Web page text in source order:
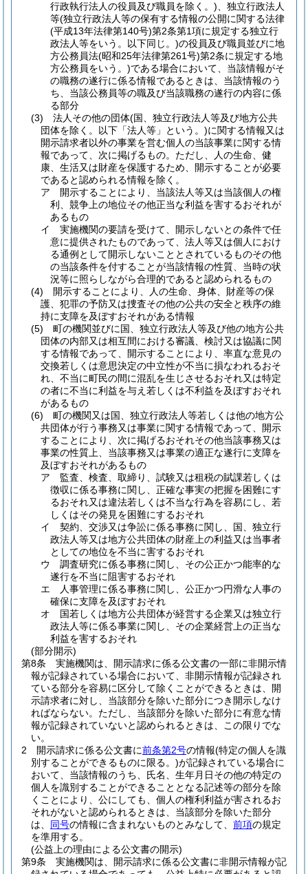
行政執行法人の役員及び職員を除く。) 、独立行政法人
等(独立行政法人等の保有する情報の公開に関する法律
(平成13年法律第140号)第2条第1項に規定する独立行
政法人等をいう。以下同じ。)の役員及び職員並びに地
方公務員法(昭和25年法律第261号)第2条に規定する地
方公務員をいう。)である場合において、当該情報がそ
の職務の遂行に係る情報であるときは、当該情報のう
ち、当該公務員等の職及び当該職務の遂行の内容に係
る部分
(3)
法人その他の団体(国、独立行政法人等及び地方公共
団体を除く。以下「法人等」という。)に関する情報又は
開示請求者以外の事業を営む個人の当該事業に関する情
報であって、次に掲げるもの。 ただし、人の生命、健
康、生活又は財産を保護するため、開示することが必要
であると認められる情報を除く。
ア
開示することにより、当該法人等又は当該個人の権
利、競争上の地位その他正当な利益を害するおそれが
あるもの
イ
実施機関の要請を受けて、開示しないとの条件で任
意に提供されたものであって、法人等又は個人におけ
る通例として開示しないこととされているものその他
の当該条件を付することが当該情報の性質、当時の状
況等に照らしながら合理的であると認められるもの
(4)
開示することにより、人の生命、身体、財産等の保
護、犯罪の予防又は捜査その他の公共の安全と秩序の維
持に支障を及ぼすおそれがある情報
(5)
町の機関並びに国、独立行政法人等及び他の地方公共
団体の内部又は相互間における審議、検討又は協議に関
する情報であって、開示することにより、率直な意見の
交換若しくは意思決定の中立性が不当に損なわれるおそ
れ、不当に町民の間に混乱を生じさせるおそれ又は特定
の者に不当に利益を与え若しくは不利益を及ぼすおそれ
があるもの
(6)
町の機関又は国、独立行政法人等若しくは他の地方公
共団体が行う事務又は事業に関する情報であって、開示
することにより、次に掲げるおそれその他当該事務又は
事業の性質上、当該事務又は事業の適正な遂行に支障を
及ぼすおそれがあるもの
ア
監査、検査、取締り、試験又は租税の賦課若しくは
徴収に係る事務に関し、正確な事実の把握を困難にす
るおそれ又は違法若しくは不当な行為を容易にし、若
しくはその発見を困難にするおそれ
イ
契約、交渉又は争訟に係る事務に関し、国、独立行
政法人等又は地方公共団体の財産上の利益又は当事者
としての地位を不当に害するおそれ
ウ
調査研究に係る事務に関し、その公正かつ能率的な
遂行を不当に阻害するおそれ
エ
人事管理に係る事務に関し、公正かつ円滑な人事の
確保に支障を及ぼすおそれ
オ
国若しくは地方公共団体が経営する企業又は独立行
政法人等に係る事業に関し、その企業経営上の正当な
利益を害するおそれ
(部分開示)
第8条
実施機関は、開示請求に係る公文書の一部に非開示情
報が記録されている場合において、非開示情報が記録され
ている部分を容易に区分して除くことができるときは、開
示請求者に対し、当該部分を除いた部分につき開示しなけ
ればならない。 ただし、当該部分を除いた部分に有意な情
報が記録されていないと認められるときは、この限りでな
い。
2
開示請求に係る公文書に前条第2号の情報(特定の個人を識
別することができるものに限る。)が記録されている場合に
おいて、当該情報のうち、氏名、生年月日その他の特定の
個人を識別することができることとなる記述等の部分を除
くことにより、公にしても、個人の権利利益が害されるお
それがないと認められるときは、当該部分を除いた部分
は、 同号の情報に含まれないものとみなして、 前項の規定
を準用する。
(公益上の理由による公文書の開示)
第9条
実施機関は、開示請求に係る公文書に非開示情報が記